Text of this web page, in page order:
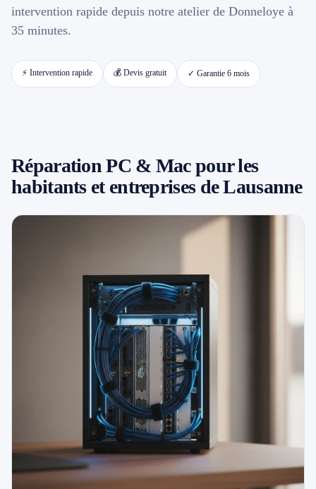
Broye 5
→ Toutes les zones d'intervention (21 villes)
079 716 53 82
intervention rapide depuis notre atelier de Donneloye à
35 minutes.
⚡ Intervention rapide 💰 Devis gratuit ✓ Garantie 6 mois
Réparation PC & Mac pour les
habitants et entreprises de Lausanne